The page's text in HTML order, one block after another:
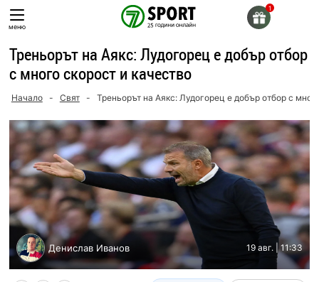
Skip
toменю
Треньорът на Аякс: Лудогорец е добър отбор
с много скорост и качество
Начало - Свят - Треньорът на Аякс: Лудогорец е добър отбор с
Денислав Иванов 19 авг. | 11:33